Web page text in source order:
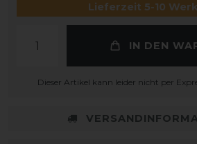
Lieferzeit 5-10
IN DEN
Dieser Artikel kann leider nicht per